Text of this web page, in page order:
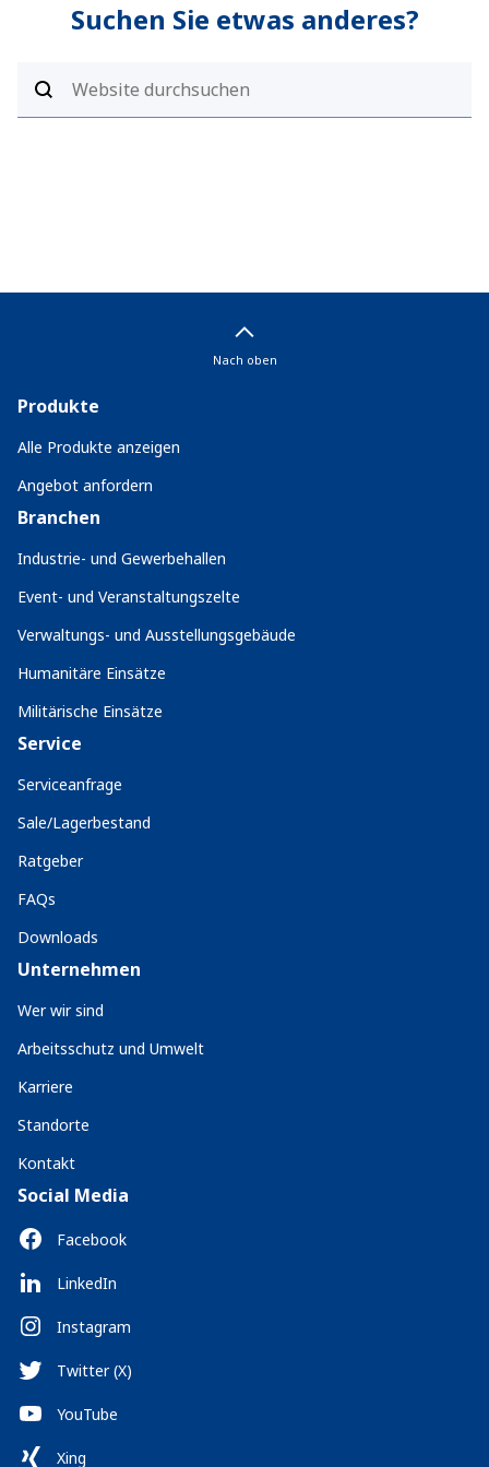
Suchen Sie etwas anderes?
Nach oben
Produkte
Alle Produkte anzeigen
Angebot anfordern
Branchen
Industrie- und Gewerbehallen
Event- und Veranstaltungszelte
Verwaltungs- und Ausstellungsgebäude
Humanitäre Einsätze
Militärische Einsätze
Service
Serviceanfrage
Sale/Lagerbestand
Ratgeber
FAQs
Downloads
Unternehmen
Wer wir sind
Arbeitsschutz und Umwelt
Karriere
Standorte
Kontakt
Social Media
Facebook
LinkedIn
Instagram
Twitter (X)
YouTube
Xing